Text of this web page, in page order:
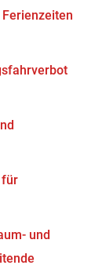
für
und